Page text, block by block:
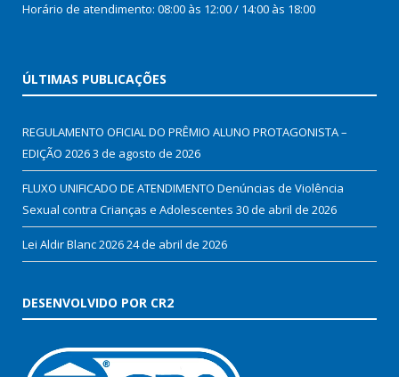
Horário de atendimento: 08:00 às 12:00 / 14:00 às 18:00
ÚLTIMAS PUBLICAÇÕES
REGULAMENTO OFICIAL DO PRÊMIO ALUNO PROTAGONISTA –
EDIÇÃO 20263 de agosto de 2026
FLUXO UNIFICADO DE ATENDIMENTO Denúncias de Violência
Sexual contra Crianças e Adolescentes 30 de abril de 2026
Lei Aldir Blanc 202624 de abril de 2026
DESENVOLVIDO POR CR2